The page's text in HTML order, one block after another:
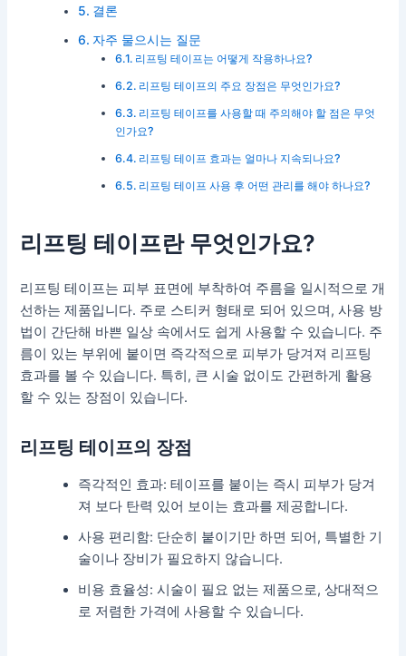
결론
자주 물으시는 질문
리프팅 테이프는 어떻게 작용하나요?
리프팅 테이프의 주요 장점은 무엇인가요?
리프팅 테이프를 사용할 때 주의해야 할 점은 무엇
인가요?
리프팅 테이프 효과는 얼마나 지속되나요?
리프팅 테이프 사용 후 어떤 관리를 해야 하나요?
리프팅 테이프란 무엇인가요?
리프팅 테이프는 피부 표면에 부착하여 주름을 일시적으로 개
선하는 제품입니다. 주로 스티커 형태로 되어 있으며, 사용 방
법이 간단해 바쁜 일상 속에서도 쉽게 사용할 수 있습니다. 주
름이 있는 부위에 붙이면 즉각적으로 피부가 당겨져 리프팅
효과를 볼 수 있습니다. 특히, 큰 시술 없이도 간편하게 활용
할 수 있는 장점이 있습니다.
리프팅 테이프의 장점
즉각적인 효과: 테이프를 붙이는 즉시 피부가 당겨
져 보다 탄력 있어 보이는 효과를 제공합니다.
사용 편리함: 단순히 붙이기만 하면 되어, 특별한 기
술이나 장비가 필요하지 않습니다.
비용 효율성: 시술이 필요 없는 제품으로, 상대적으
로 저렴한 가격에 사용할 수 있습니다.